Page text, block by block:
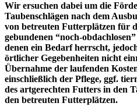
Wir ersuchen dabei um die
Taubenschlägen nach dem
von betreuten Futterplätzen für
gebundenen “noch-
denen ein Bedarf herrscht,
örtlicher Gegebenheiten nicht
Übernahme der laufenden
einschließlich der Pflege, ggf.
des artgerechten Futters in den
den betreuten Futterplätzen.